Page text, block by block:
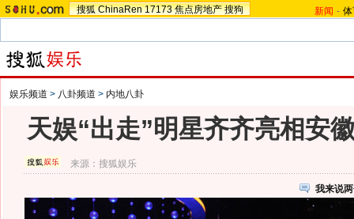
搜狐 ChinaRen 17173 焦点房地产 搜狗 新闻 -
娱乐频道 > 八卦频道 > 内地八卦
天娱“出走”明星齐齐亮相安
来源：搜狐娱乐
我来说